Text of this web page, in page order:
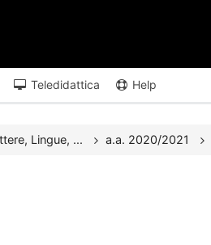
Teledidattica Help
Lingue, ... a.a. 2020/2021